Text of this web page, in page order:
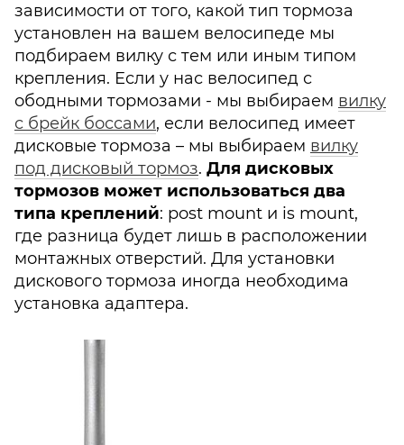
зависимости от того, какой тип тормоза
установлен на вашем велосипеде мы
подбираем вилку с тем или иным типом
крепления. Если у нас велосипед с
ободными тормозами - мы выбираем вилку
с брейк боссами, если велосипед имеет
дисковые тормоза – мы выбираем вилку
под дисковый тормоз. Для дисковых
тормозов может использоваться два
типа креплений: post mount и is mount,
где разница будет лишь в расположении
монтажных отверстий. Для установки
дискового тормоза иногда необходима
установка адаптера.